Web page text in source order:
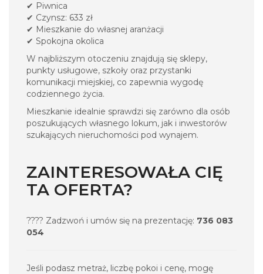
✔ Piwnica
✔ Czynsz: 633 zł
✔ Mieszkanie do własnej aranżacji
✔ Spokojna okolica
W najbliższym otoczeniu znajdują się sklepy,
punkty usługowe, szkoły oraz przystanki
komunikacji miejskiej, co zapewnia wygodę
codziennego życia.
Mieszkanie idealnie sprawdzi się zarówno dla osób
poszukujących własnego lokum, jak i inwestorów
szukających nieruchomości pod wynajem.
ZAINTERESOWAŁA CIĘ
TA OFERTA?
???? Zadzwoń i umów się na prezentację: 736 083
054
Jeśli podasz metraż, liczbę pokoi i cenę, mogę